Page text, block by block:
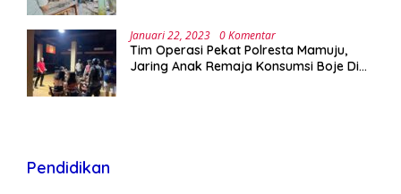
Januari 22, 2023 0 Komentar
Tim Operasi Pekat Polresta Mamuju,
Jaring Anak Remaja Konsumsi Boje Di
Pendidikan